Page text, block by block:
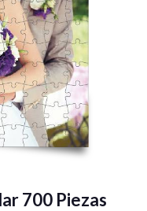
700 Piezas